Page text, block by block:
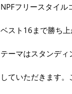
NPFフリースタイ
ベスト16まで勝ち上
テーマはスタンデ
していただきます。